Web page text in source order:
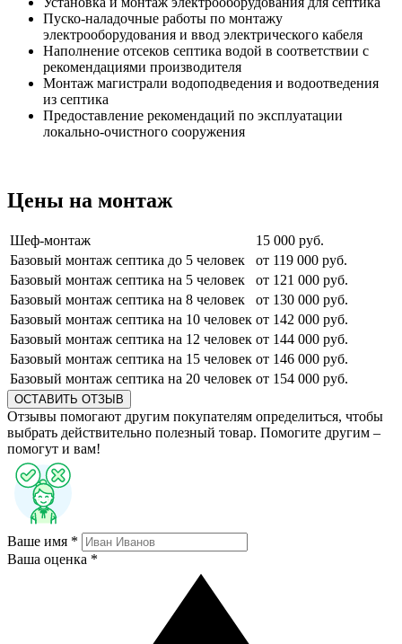
Пуско-наладочные работы по монтажу
электрооборудования и ввод электрического кабеля
Наполнение отсеков септика водой в соответствии с
рекомендациями производителя
Монтаж магистрали водоподведения и водоотведения
из септика
Предоставление рекомендаций по эксплуатации
локально-очистного сооружения
Цены на монтаж
Шеф-монтаж
15 000 руб.
Базовый монтаж септика до 5 человек
от 119 000 руб.
Базовый монтаж септика на 5 человек
от 121 000 руб.
Базовый монтаж септика на 8 человек
от 130 000 руб.
Базовый монтаж септика на 10 человек от 142 000 руб.
Базовый монтаж септика на 12 человек от 144 000 руб.
Базовый монтаж септика на 15 человек от 146 000 руб.
Базовый монтаж септика на 20 человек от 154 000 руб.
ОСТАВИТЬ ОТЗЫВ
Отзывы помогают другим покупателям определиться, чтобы
выбрать действительно полезный товар. Помогите другим –
помогут и вам!
Ваше имя *
Ваша оценка *